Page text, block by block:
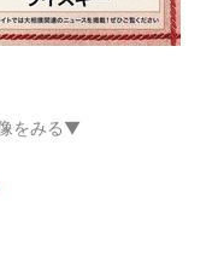
をみる▼